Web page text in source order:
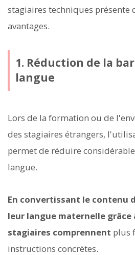
stagiaires techniques présente
avantages.
1. Réduction de la
langue
Lors de la formation ou de
des stagiaires étrangers,
permet de réduire
langue.
En convertissant le contenu
leur langue maternelle grâce
stagiaires comprennent plus
instructions concrètes.